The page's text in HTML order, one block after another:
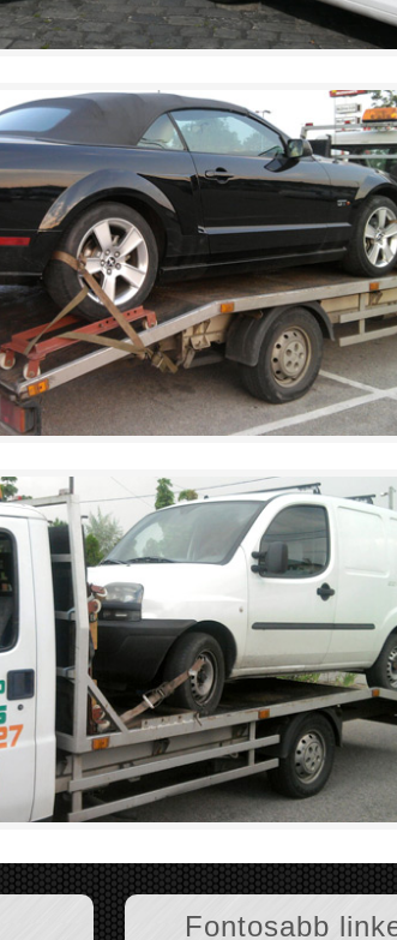
Fontosabb